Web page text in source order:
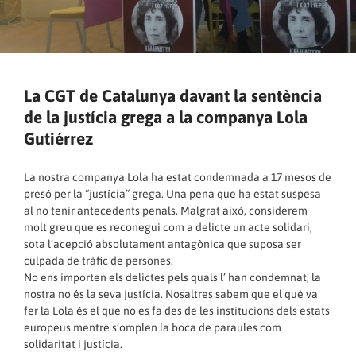
La CGT de Catalunya davant la sentència
de la justícia grega a la companya Lola
Gutiérrez
La nostra companya Lola ha estat condemnada a 17 mesos de
presó per la “justícia” grega. Una pena que ha estat suspesa
al no tenir antecedents penals. Malgrat això, considerem
molt greu que es reconegui com a delicte un acte solidari,
sota l’acepció absolutament antagònica que suposa ser
culpada de tràfic de persones.
No ens importen els delictes pels quals l’ han condemnat, la
nostra no és la seva justícia. Nosaltres sabem que el què va
fer la Lola és el que no es fa des de les institucions dels estats
europeus mentre s’omplen la boca de paraules com
solidaritat i justícia.